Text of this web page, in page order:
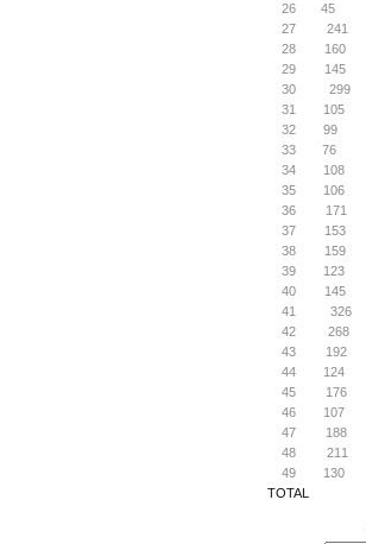
26
45
27
241
28
160
29
145
30
299
31
105
32
99
33
76
34
108
35
106
36
171
37
153
38
159
39
123
40
145
41
326
42
268
43
192
44
124
45
176
46
107
47
188
48
211
49
130
TOTAL